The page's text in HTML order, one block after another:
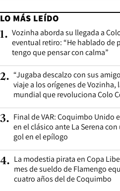
LO MÁS LEÍDO
1. Vozinha aborda su llegada a
eventual retiro: “He hablado de
tengo que pensar con calma”
2. “Jugaba descalzo con sus
viaje a los orígenes de Vozinha,
mundial que revoluciona Colo
3. Final de VAR: Coquimbo Unido
en el clásico ante La Serena
gol en el epílogo
4. La modestia pirata en Copa
mes de sueldo de Flamengo
cuatro años del de Coquimbo